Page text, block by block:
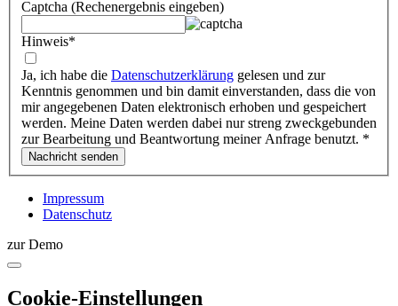
Captcha (Rechenergebnis eingeben)
Hinweis*
Ja, ich habe die Datenschutzerklärung gelesen und zur
Kenntnis genommen und bin damit einverstanden, dass die von
mir angegebenen Daten elektronisch erhoben und gespeichert
werden. Meine Daten werden dabei nur streng zweckgebunden
zur Bearbeitung und Beantwortung meiner Anfrage benutzt. *
Impressum
Datenschutz
zur Demo
Cookie-Einstellungen